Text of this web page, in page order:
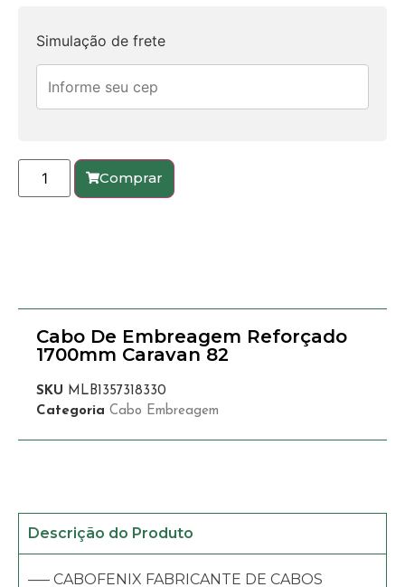
Simulação de frete
Comprar
Cabo De Embreagem Reforçado
1700mm Caravan 82
SKU MLB1357318330
Categoria Cabo Embreagem
Descrição do Produto
—– CABOFENIX FABRICANTE DE CABOS